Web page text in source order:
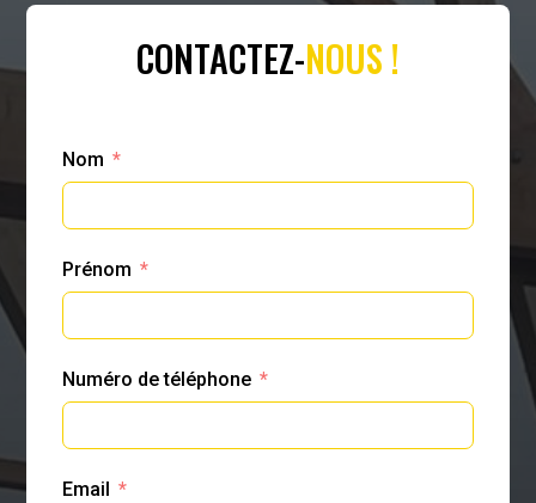
CONTACTEZ-NOUS !
Nom
Prénom
Numéro de téléphone
Email